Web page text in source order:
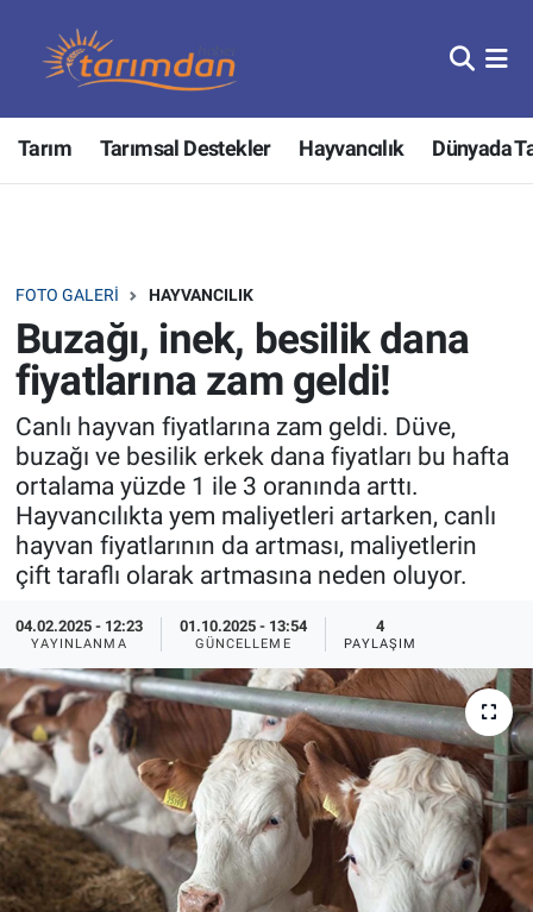
Tarım Tarımsal Destekler Hayvancılık Dünyada
FOTO GALERI HAYVANCILIK
Buzağı, inek, besilik dana
fiyatlarına zam geldi!
Canlı hayvan fiyatlarına zam geldi. Düve,
buzağı ve besilik erkek dana fiyatları bu hafta
ortalama yüzde 1 ile 3 oranında arttı.
Hayvancılıkta yem maliyetleri artarken, canlı
hayvan fiyatlarının da artması, maliyetlerin
çift taraflı olarak artmasına neden oluyor.
04.02.2025 - 12:23
YAYINLANMA
01.10.2025 - 13:54
GÜNCELLEME
4
PAYLAŞIM
Tarım
Hayvancılık
Tarımsal Destekler
Tarım Bakanlığı
TZOB
Tarım Kredi Kooperatifleri
Pankobirlik
Et fiyatları
Tarım Bilgisi
Yetiştirici Soruyor
Dünyada Tarım
Üretici Birlikleri
Nöbetçi Eczaneler
Hava Durumu
Tüm Manşetler
Son Dakika Haberleri
Haber Arşivi